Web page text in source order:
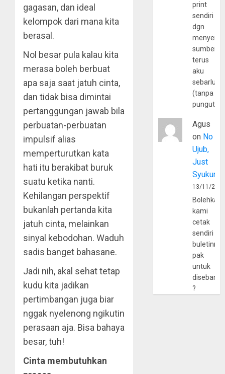
gagasan, dan ideal
kelompok dari mana kita
berasal.
Nol besar pula kalau kita
merasa boleh berbuat
apa saja saat jatuh cinta,
dan tidak bisa dimintai
pertanggungan jawab bila
perbuatan-perbuatan
impulsif alias
memperturutkan kata
hati itu berakibat buruk
suatu ketika nanti.
Kehilangan perspektif
bukanlah pertanda kita
jatuh cinta, melainkan
sinyal kebodohan. Waduh
sadis banget bahasane.
Jadi nih, akal sehat tetap
kudu kita jadikan
pertimbangan juga biar
nggak nyelenong ngikutin
perasaan aja. Bisa bahaya
besar, tuh!
Cinta membutuhkan
print
sendiri
dgn
sumber
terus
aku
(tanpa
Agus
on No
Ujub,
Just
Syukur
13/11/
Bolehkah
kami
cetak
sendiri
pak
untuk
?